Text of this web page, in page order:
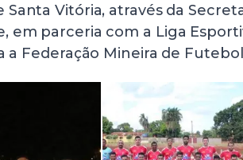
Vitória, através da
em parceria com a Liga
a Federação Mineira de